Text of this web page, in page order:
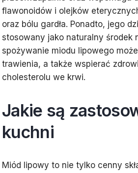
flawonoidów i olejków
oraz bólu gardła. Ponadto, jego
stosowany jako naturalny środek
spożywanie miodu lipowego
trawienia, a także wspierać
cholesterolu we krwi.
Jakie są
kuchni
Miód lipowy to nie tylko cenny